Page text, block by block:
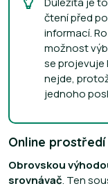
čtení před
informací.
možnost
se projevuje
nejde,
jednoho
Online
Obrovskou
srovnávač. Ten